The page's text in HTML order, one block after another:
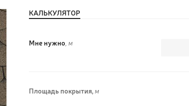
КАЛЬКУЛЯТОР
Мне нужно , м
Площадь покрытия,м